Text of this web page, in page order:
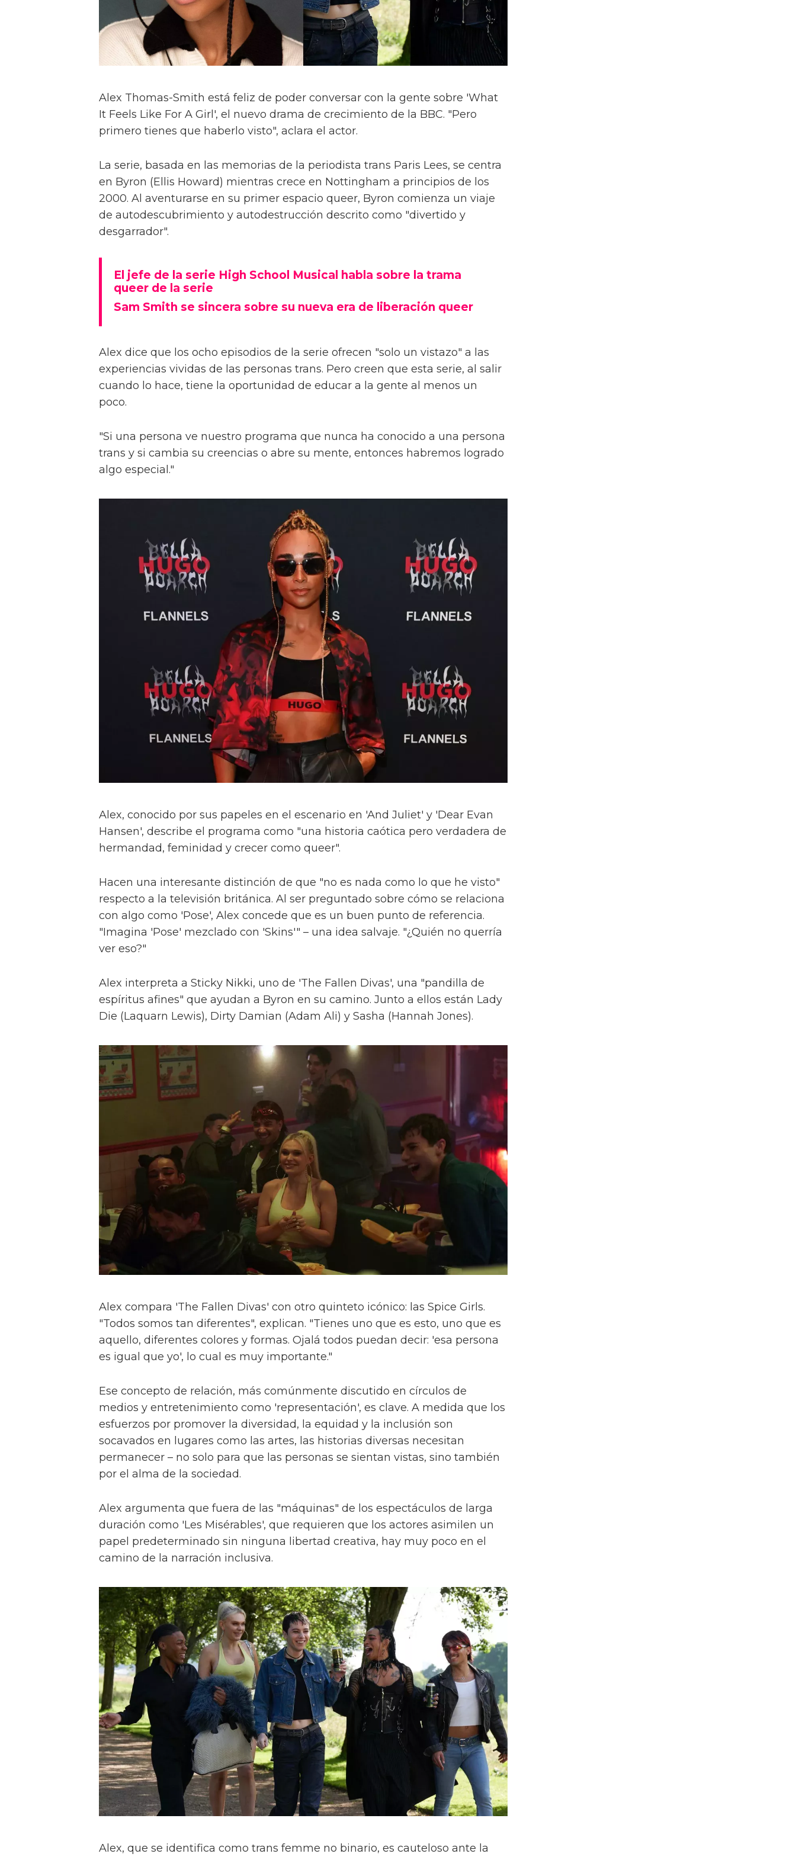
Alex Thomas-Smith está feliz de poder conversar con la gente sobre 'What
It Feels Like For A Girl', el nuevo drama de crecimiento de la BBC. "Pero
primero tienes que haberlo visto", aclara el actor.
La serie, basada en las memorias de la periodista trans Paris Lees, se centra
en Byron (Ellis Howard) mientras crece en Nottingham a principios de los
2000. Al aventurarse en su primer espacio queer, Byron comienza un viaje
de autodescubrimiento y autodestrucción descrito como "divertido y
desgarrador".
El jefe de la serie High School Musical habla sobre la trama
queer de la serie
Sam Smith se sincera sobre su nueva era de liberación queer
Alex dice que los ocho episodios de la serie ofrecen "solo un vistazo" a las
experiencias vividas de las personas trans. Pero creen que esta serie, al salir
cuando lo hace, tiene la oportunidad de educar a la gente al menos un
poco.
"Si una persona ve nuestro programa que nunca ha conocido a una persona
trans y si cambia su creencias o abre su mente, entonces habremos logrado
algo especial."
Alex, conocido por sus papeles en el escenario en 'And Juliet' y 'Dear Evan
Hansen', describe el programa como "una historia caótica pero verdadera de
hermandad, feminidad y crecer como queer".
Hacen una interesante distinción de que "no es nada como lo que he visto"
respecto a la televisión británica. Al ser preguntado sobre cómo se relaciona
con algo como 'Pose', Alex concede que es un buen punto de referencia.
"Imagina 'Pose' mezclado con 'Skins'" – una idea salvaje. "¿Quién no querría
ver eso?"
Alex interpreta a Sticky Nikki, uno de 'The Fallen Divas', una "pandilla de
espíritus afines" que ayudan a Byron en su camino. Junto a ellos están Lady
Die (Laquarn Lewis), Dirty Damian (Adam Ali) y Sasha (Hannah Jones).
Alex compara 'The Fallen Divas' con otro quinteto icónico: las Spice Girls.
"Todos somos tan diferentes", explican. "Tienes uno que es esto, uno que es
aquello, diferentes colores y formas. Ojalá todos puedan decir: 'esa persona
es igual que yo', lo cual es muy importante."
Ese concepto de relación, más comúnmente discutido en círculos de
medios y entretenimiento como 'representación', es clave. A medida que los
esfuerzos por promover la diversidad, la equidad y la inclusión son
socavados en lugares como las artes, las historias diversas necesitan
permanecer – no solo para que las personas se sientan vistas, sino también
por el alma de la sociedad.
Alex argumenta que fuera de las "máquinas" de los espectáculos de larga
duración como 'Les Misérables', que requieren que los actores asimilen un
papel predeterminado sin ninguna libertad creativa, hay muy poco en el
camino de la narración inclusiva.
Alex, que se identifica como trans femme no binario, es cauteloso ante la